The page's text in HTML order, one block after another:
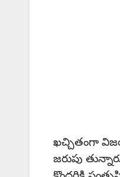
ఖచ్చితంగా
జరుపు